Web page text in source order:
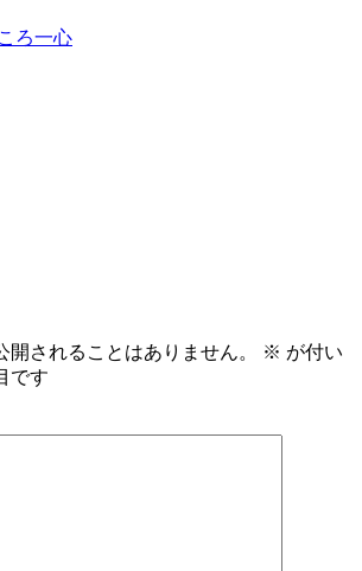
ろ一心
開されることはありません。 ※ が付い
です